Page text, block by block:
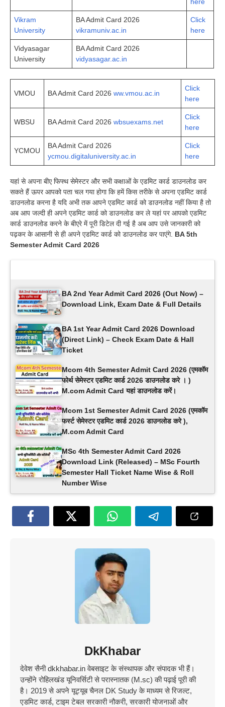
here
Vikram
University
BA Admit Card 2026
vikramuniv.ac.in
Click
here
Vidyasagar
University
BA Admit Card 2026
vidyasagar.ac.in
VMOU BA Admit Card 2026 ww.vmou.ac.in
Click
here
WBSU BA Admit Card 2026 wbsuexams.net
Click
here
YCMOU
BA Admit Card 2026
ycmou.digitaluniversity.ac.in
Click
here
यहां से अपना बीए फिफ्थ सेमेस्टर और सभी कक्षाओं के एडमिट कार्ड डाउनलोड कर
सकते हैं ऊपर आपको पता चल गया होगा कि हमें किस तरीके से अपना एडमिट कार्ड
डाउनलोड करना है यदि अभी तक आपने एडमिट कार्ड को डाउनलोड नहीं किया है तो
अब आप जल्दी ही अपने एडमिट कार्ड को डाउनलोड कर ले यहां पर आपको एडमिट
कार्ड डाउनलोड करने के बीएरे में पूरी डिटेल दी गई है अब आप उसे जानकारी को
पढ़कर के आसानी से ही अपने एडमिट कार्ड को डाउनलोड कर पाएंगे. BA 5th
Semester Admit Card 2026
BA 2nd Year Admit Card 2026 (Out Now) –
Download Link, Exam Date & Full Details
BA 1st Year Admit Card 2026 Download
(Direct Link) – Check Exam Date & Hall
Ticket
Mcom 4th Semester Admit Card 2026 (एमकॉम
फोर्थ सेमेस्टर एडमिट कार्ड 2026 डाउनलोड करे । )
M.com Admit Card यहां डाउनलोड करें।
Mcom 1st Semester Admit Card 2026 (एमकॉम
फर्स्ट सेमेस्टर एडमिट कार्ड 2026 डाउनलोड करे ),
M.com Admit Card
MSc 4th Semester Admit Card 2026
Download Link (Released) – MSc Fourth
Semester Hall Ticket Name Wise & Roll
Number Wise
DkKhabar
देवेश सैनी dkkhabar.in वेबसाइट के संस्थापक और संपादक भी हैं।
उन्होंने रोहिलखंड यूनिवर्सिटी से परास्नातक (M.sc) की पढ़ाई पूरी की
है। 2019 से अपने यूट्यूब चैनल DK Study के माध्यम से रिजल्ट,
एडमिट कार्ड, टाइम टेबल सरकारी नौकरी, सरकारी योजनाओं और